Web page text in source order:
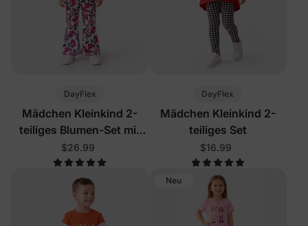
DayFlex
Mädchen Kleinkind 2-
teiliges Blumen-Set mit
Farbblock
$26.99
DayFlex
Mädchen Kleinkind 2-
teiliges Set
$16.99
Neu